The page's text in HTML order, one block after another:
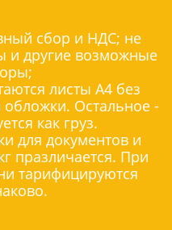
сбор и НДС; не
другие возможные
листы А4 без
Остальное -
как груз.
для документов и
празличается. При
тарифицируются